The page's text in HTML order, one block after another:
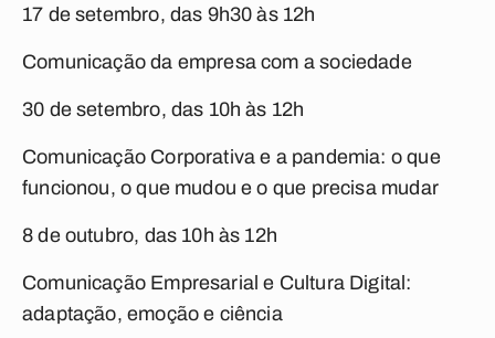
17 de setembro, das 9h30 às 12h
Comunicação da empresa com a sociedade
30 de setembro, das 10h às 12h
Comunicação Corporativa e a pandemia: o que
funcionou, o que mudou e o que precisa mudar
8 de outubro, das 10h às 12h
Comunicação Empresarial e Cultura Digital:
adaptação, emoção e ciência